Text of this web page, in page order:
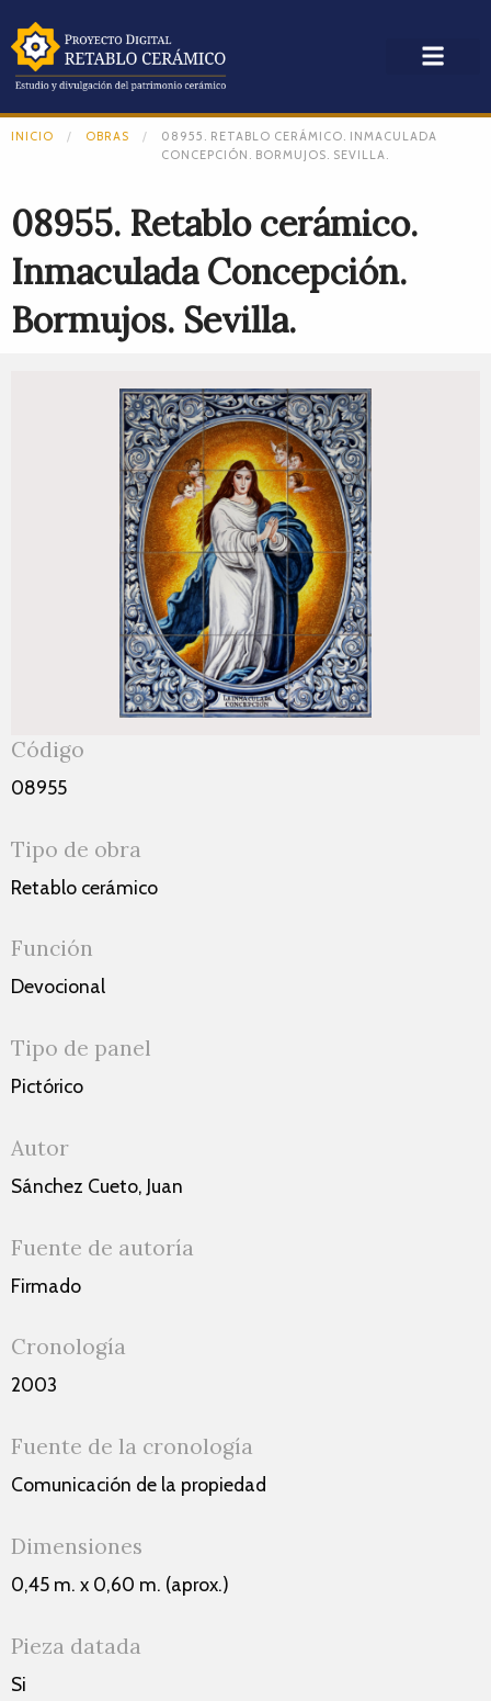
INICIO OBRAS
08955. RETABLO CERÁMICO. INMACULADA
CONCEPCIÓN. BORMUJOS. SEVILLA.
08955. Retablo cerámico.
Inmaculada Concepción.
Bormujos. Sevilla.
Código
08955
Tipo de obra
Retablo cerámico
Función
Devocional
Tipo de panel
Pictórico
Autor
Sánchez Cueto, Juan
Fuente de autoría
Firmado
Cronología
2003
Fuente de la cronología
Comunicación de la propiedad
Dimensiones
0,45 m. x 0,60 m. (aprox.)
Pieza datada
Si